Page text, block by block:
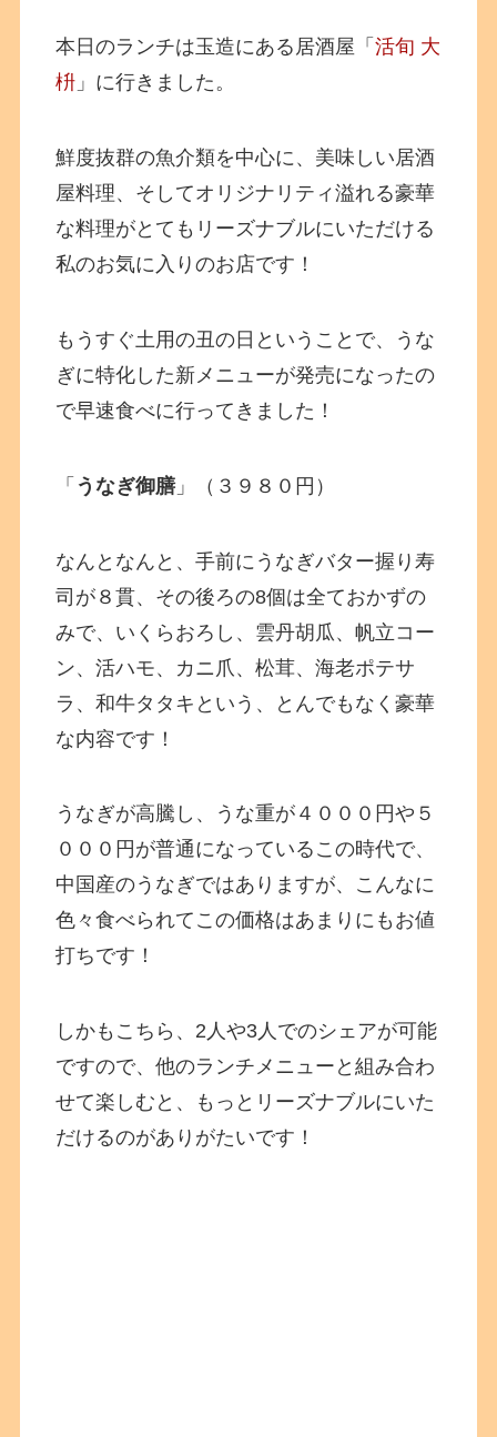
本日のランチは玉造にある居酒屋「活旬 大
枡 」に行きました。
鮮度抜群の魚介類を中心に、美味しい居酒
屋料理、そしてオリジナリティ溢れる豪華
な料理がとてもリーズナブルにいただける
私のお気に入りのお店です！
もうすぐ土用の丑の日ということで、うな
ぎに特化した新メニューが発売になったの
で早速食べに行ってきました！
「 うなぎ御膳」（３９８０円）
なんとなんと、手前にうなぎバター握り寿
司が８貫、その後ろの8個は全ておかずの
みで、いくらおろし、雲丹胡瓜、帆立コー
ン、活ハモ、カニ爪、松茸、海老ポテサ
ラ、和牛タタキという、とんでもなく豪華
な内容です！
うなぎが高騰し、うな重が４０００円や５
０００円が普通になっているこの時代で、
中国産のうなぎではありますが、こんなに
色々食べられてこの価格はあまりにもお値
打ちです！
しかもこちら、2人や3人でのシェアが可能
ですので、他のランチメニューと組み合わ
せて楽しむと、もっとリーズナブルにいた
だけるのがありがたいです！